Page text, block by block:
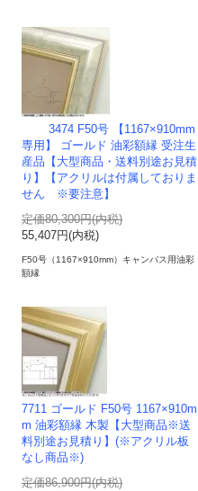
3474 F50号 【1167×910mm
専用】 ゴールド 油彩額縁 受注生
産品【大型商品・送料別途お見積
り】【アクリルは付属しておりま
せん ※要注意】
定価80,300円(内税)
55,407円(内税)
F50号（1167×910mm）キャンバス用油彩
額縁
7711 ゴールド F50号 1167×910m
m 油彩額縁 木製【大型商品※送
料別途お見積り】(※アクリル板
なし商品※)
定価86,900円(内税)